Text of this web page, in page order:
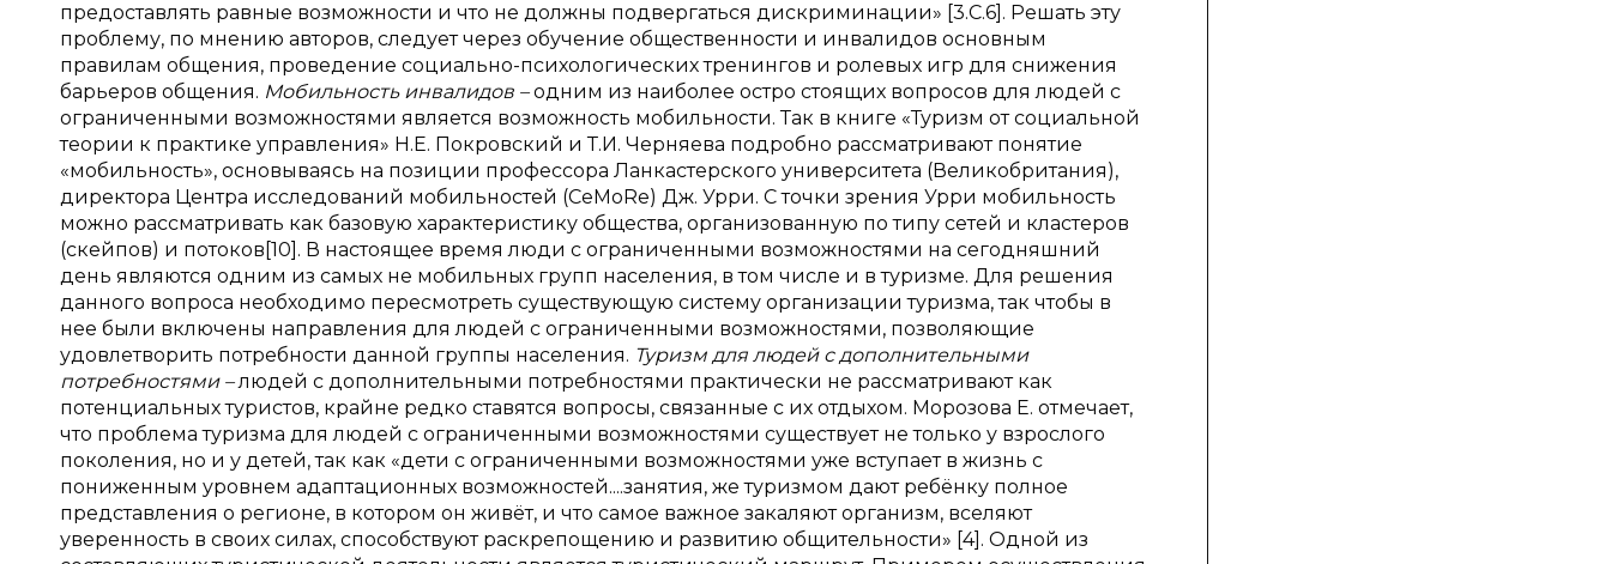
предоставлять равные возможности и что не должны подвергаться дискриминации» [3.С.6]. Решать эту
проблему, по мнению авторов, следует через обучение общественности и инвалидов основным
правилам общения, проведение социально-психологических тренингов и ролевых игр для снижения
барьеров общения. Мобильность инвалидов –одним из наиболее остро стоящих вопросов для людей с
ограниченными возможностями является возможность мобильности. Так в книге «Туризм от социальной
теории к практике управления» Н.Е. Покровский и Т.И. Черняева подробно рассматривают понятие
«мобильность», основываясь на позиции профессора Ланкастерского университета (Великобритания),
директора Центра исследований мобильностей (CeMoRe) Дж. Урри. С точки зрения Урри мобильность
можно рассматривать как базовую характеристику общества, организованную по типу сетей и кластеров
(скейпов) и потоков[10]. В настоящее время люди с ограниченными возможностями на сегодняшний
день являются одним из самых не мобильных групп населения, в том числе и в туризме. Для решения
данного вопроса необходимо пересмотреть существующую систему организации туризма, так чтобы в
нее были включены направления для людей с ограниченными возможностями, позволяющие
удовлетворить потребности данной группы населения. Туризм для людей с дополнительными
потребностями –людей с дополнительными потребностями практически не рассматривают как
потенциальных туристов, крайне редко ставятся вопросы, связанные с их отдыхом. Морозова Е. отмечает,
что проблема туризма для людей с ограниченными возможностями существует не только у взрослого
поколения, но и у детей, так как «дети с ограниченными возможностями уже вступает в жизнь с
пониженным уровнем адаптационных возможностей....занятия, же туризмом дают ребёнку полное
представления о регионе, в котором он живёт, и что самое важное закаляют организм, вселяют
уверенность в своих силах, способствуют раскрепощению и развитию общительности» [4]. Одной из